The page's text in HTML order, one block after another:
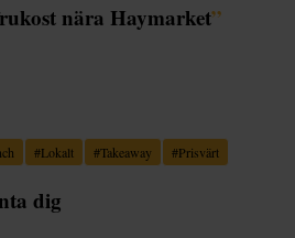
nära Haymarket”
#Lokalt #Takeaway #Prisvärt
dig